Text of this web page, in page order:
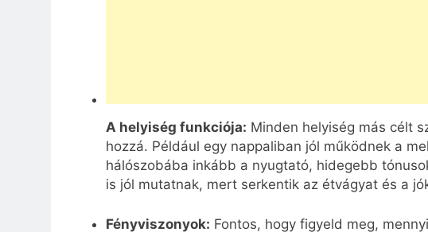
A helyiség funkciója: Minden helyiség más célt
hozzá. Például egy nappaliban jól működnek a
hálószobába inkább a nyugtató, hidegebb
is jól mutatnak, mert serkentik az étvágyat és a
Fényviszonyok: Fontos, hogy figyeld meg,